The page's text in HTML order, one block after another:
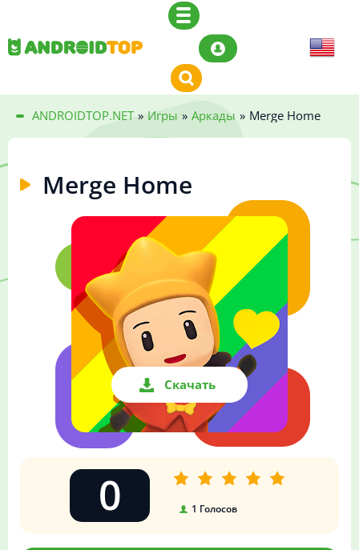
ANDROIDTOP.NET » Игры » Аркады » Merge Home
Merge Home
Скачать
0 1 Голосов